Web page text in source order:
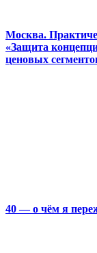
Москва.
«Защита
ценовых
40 — о чём я